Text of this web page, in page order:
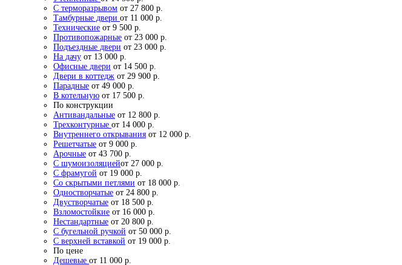
С терморазрывом от 27 800 р.
Тамбурные двери от 11 000 р.
Технические от 9 500 р.
Противопожарные от 23 000 р.
Подъездные двери от 23 000 р.
На дачу от 13 000 р.
Офисные двери от 14 500 р.
Двери в коттедж от 29 900 р.
Парадные от 49 000 р.
В котельную от 17 500 р.
По конструкции
Антивандальные от 12 800 р.
Трехконтурные от 14 000 р.
Внутреннего открывания от 12 000 р.
Решетчатые от 9 000 р.
Арочные от 43 700 р.
С шумоизоляциейот 27 000 р.
С фрамугой от 19 000 р.
Со скрытыми петлями от 18 000 р.
Одностворчатые от 24 800 р.
Двустворчатые от 18 500 р.
Взломостойкие от 16 000 р.
Нестандартные от 20 800 р.
С бугельной ручкой от 50 000 р.
С верхней вставкой от 19 000 р.
По цене
Дешевые от 11 000 р.